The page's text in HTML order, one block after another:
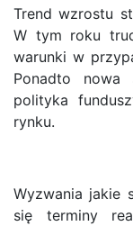
Trend wzrostu
W tym roku
warunki w
Ponadto nowa
polityka
rynku.
Wyzwania jakie
się terminy